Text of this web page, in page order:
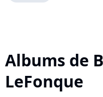
Albums de
LeFonque